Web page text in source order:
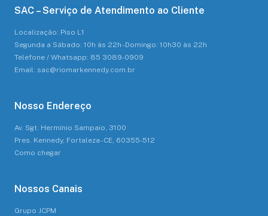
SAC – Serviço de Atendimento ao Cliente
Localização: Piso L1
Segunda a Sábado: 10h às 22h - Domingo: 10h30 às 22h
Telefone / Whatsapp: 85 3089-0909
Email: sac@riomarkennedy.com.br
Nosso Endereço
Av. Sgt. Hermínio Sampaio, 3100
Pres. Kennedy, Fortaleza - CE, 60355-512
Como chegar
Nossos Canais
Grupo JCPM